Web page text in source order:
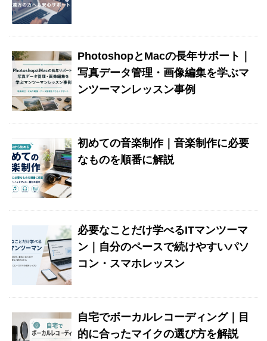
PhotoshopとMacの長年サポート｜
写真データ管理・画像編集を学ぶマ
ンツーマンレッスン事例
初めての音楽制作｜音楽制作に必要
なものを順番に解説
必要なことだけ学べるITマンツーマ
ン｜自分のペースで続けやすいパソ
コン・スマホレッスン
自宅でボーカルレコーディング｜目
的に合ったマイクの選び方を解説